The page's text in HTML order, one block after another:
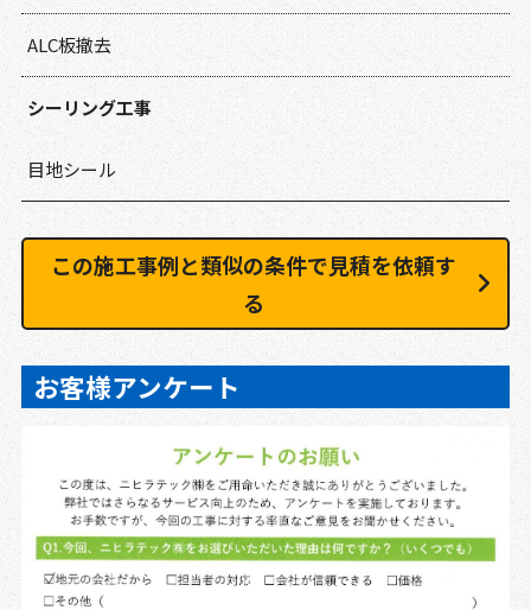
ALC板撤去
シーリング工事
目地シール
この施工事例と類似の条件で見積を依頼す
る
お客様アンケート